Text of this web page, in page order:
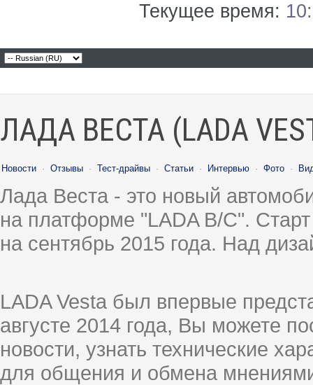
Текущее время:
ЛАДА ВЕСТА (LADA
Новости · Отзывы · Тест-драйвы · Статьи · Интервью · Фото ·
Лада Веста - это новый
на платформе "LADA B/C".
на сентябрь 2015 года. Над
LADA Vesta был впервые
августе 2014 года, Вы можете
новости, узнать технические
для общения и обмена